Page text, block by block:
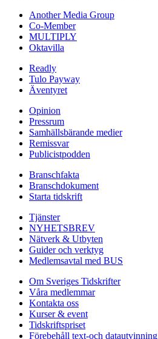
Another Media Group
Co-Member
MULTIPLY
Oktavilla
Readly
Tulo Payway
Äventyret
Opinion
Pressrum
Samhällsbärande medier
Remissvar
Publicistpodden
Branschfakta
Branschdokument
Starta tidskrift
Tjänster
NYHETSBREV
Nätverk & Utbyten
Guider och verktyg
Medlemsavtal med BUS
Om Sveriges Tidskrifter
Våra medlemmar
Kontakta oss
Kurser & event
Tidskriftspriset
Förebehåll text-och datautvinning